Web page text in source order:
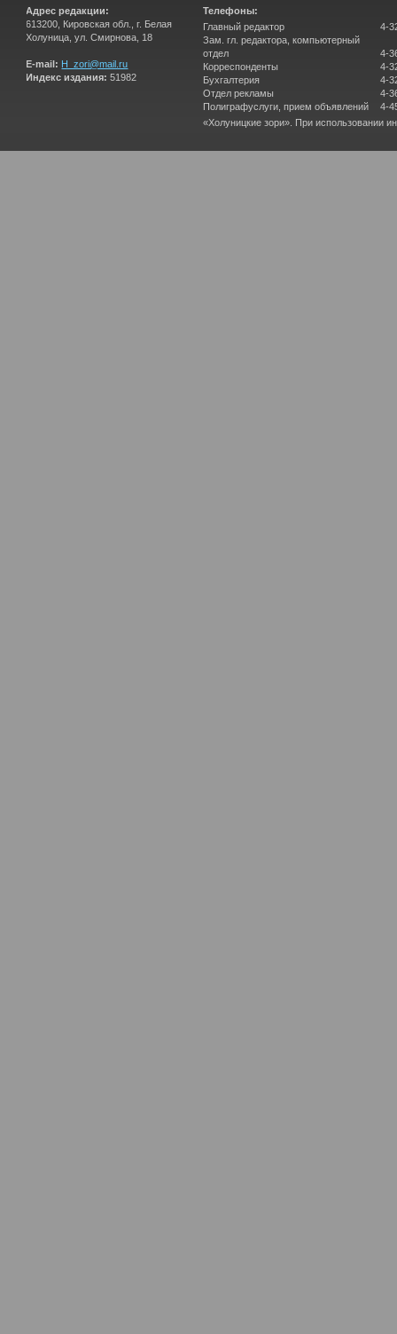
Адрес редакции:
613200, Кировская обл., г. Белая
Холуница, ул. Смирнова, 18
E-mail: H_zori@mail.ru
Индекс издания: 51982
Телефоны:
Главный редактор
Зам. гл. редактора, компьютерный
отдел
Корреспонденты
Бухгалтерия
Отдел рекламы
Полиграфуслуги, прием объявлений
4-
4-
4-
4-
4-
4-
«Холуницкие зори». При использовании